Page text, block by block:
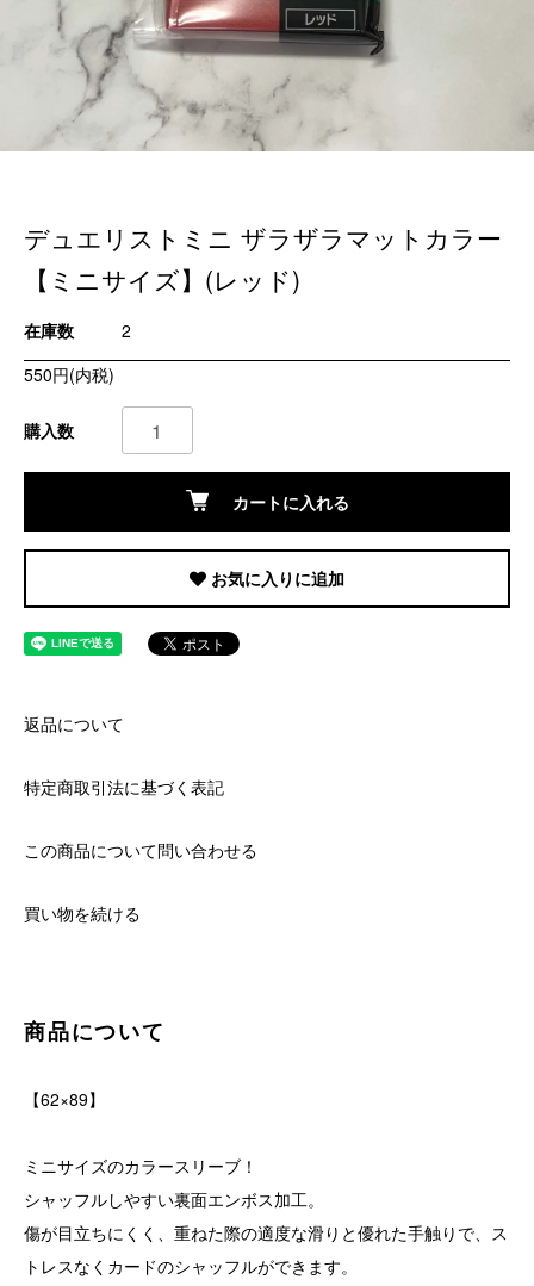
デュエリストミニ ザラザラマットカラー
【ミニサイズ】(レッド)
在庫数
2
550円(内税)
購入数
カートに入れる
お気に入りに追加
返品について
特定商取引法に基づく表記
この商品について問い合わせる
買い物を続ける
商品について
【62×89】
ミニサイズのカラースリーブ！
シャッフルしやすい裏面エンボス加工。
傷が目立ちにくく、重ねた際の適度な滑りと優れた手触りで、ス
トレスなくカードのシャッフルができます。